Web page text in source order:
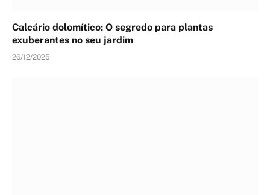
Calcário dolomítico: O segredo para plantas
exuberantes no seu jardim
26/12/2025